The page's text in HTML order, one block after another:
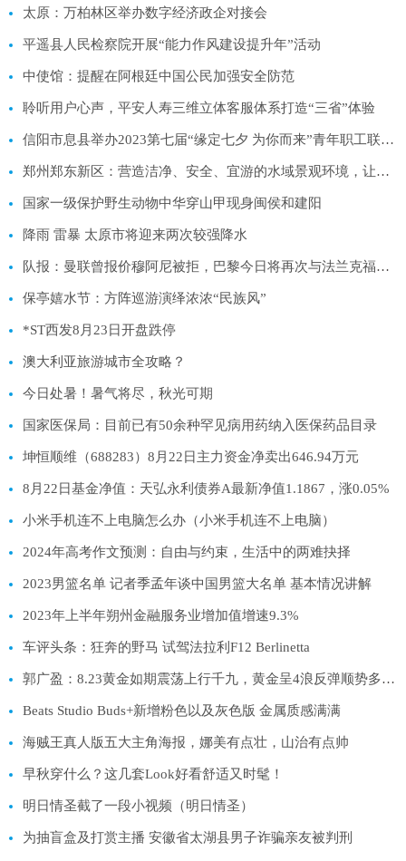
太原：万柏林区举办数字经济政企对接会
平遥县人民检察院开展“能力作风建设提升年”活动
中使馆：提醒在阿根廷中国公民加强安全防范
聆听用户心声，平安人寿三维立体客服体系打造“三省”体验
信阳市息县举办2023第七届“缘定七夕 为你而来”青年职工联谊活动
郑州郑东新区：营造洁净、安全、宜游的水域景观环境，让游客在湖光美景中尽情“嗨啤”
国家一级保护野生动物中华穿山甲现身闽侯和建阳
降雨 雷暴 太原市将迎来两次较强降水
队报：曼联曾报价穆阿尼被拒，巴黎今日将再次与法兰克福谈判
保亭嬉水节：方阵巡游演绎浓浓“民族风”
*ST西发8月23日开盘跌停
澳大利亚旅游城市全攻略？
今日处暑！暑气将尽，秋光可期
国家医保局：目前已有50余种罕见病用药纳入医保药品目录
坤恒顺维（688283）8月22日主力资金净卖出646.94万元
8月22日基金净值：天弘永利债券A最新净值1.1867，涨0.05%
小米手机连不上电脑怎么办（小米手机连不上电脑）
2024年高考作文预测：自由与约束，生活中的两难抉择
2023男篮名单 记者季孟年谈中国男篮大名单 基本情况讲解
2023年上半年朔州金融服务业增加值增速9.3%
车评头条：狂奔的野马 试驾法拉利F12 Berlinetta
郭广盈：8.23黄金如期震荡上行千九，黄金呈4浪反弹顺势多！黄金今日走势分析及操作建议
Beats Studio Buds+新增粉色以及灰色版 金属质感满满
海贼王真人版五大主角海报，娜美有点壮，山治有点帅
早秋穿什么？这几套Look好看舒适又时髦！
明日情圣截了一段小视频（明日情圣）
为抽盲盒及打赏主播 安徽省太湖县男子诈骗亲友被判刑